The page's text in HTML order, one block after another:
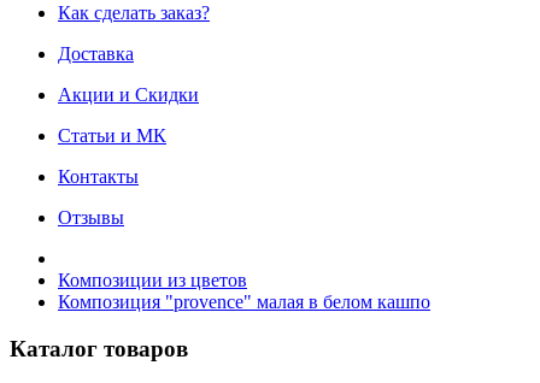
Как сделать заказ?
Доставка
Акции и Скидки
Статьи и МК
Контакты
Отзывы
Композиции из цветов
Композиция "provence" малая в белом кашпо
Каталог товаров